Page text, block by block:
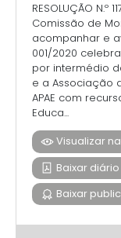
RESOLUÇÃO
Comissão de
acompanhar e
001/2020
por intermédio
e a Associação
APAE com
Educa...
Visualizar
Baixar
Baixar